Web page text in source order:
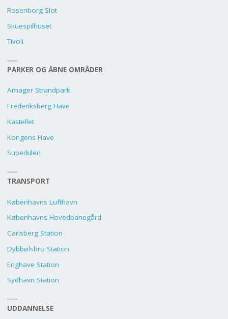
Rosenborg Slot
Skuespilhuset
Tivoli
PARKER OG ÅBNE OMRÅDER
Amager Strandpark
Frederiksberg Have
Kastellet
Kongens Have
Superkilen
TRANSPORT
Københavns Lufthavn
Københavns Hovedbanegård
Carlsberg Station
Dybbølsbro Station
Enghave Station
Sydhavn Station
UDDANNELSE